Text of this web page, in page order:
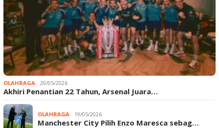
OLAHRAGA 20/05/2026
Akhiri Penantian 22 Tahun, Arsenal Juara…
OLAHRAGA 19/05/2026
Manchester City Pilih Enzo Maresca sebag…